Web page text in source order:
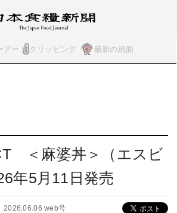
アー クリッピング 最新の紙面
＜麻婆丼＞（エスビ
年5月11日発売
2026.06.06 web号